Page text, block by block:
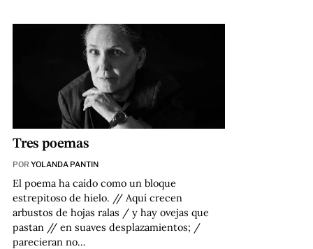
Tres poemas
POR YOLANDA PANTIN
El poema ha caído como un bloque
estrepitoso de hielo. // Aquí crecen
arbustos de hojas ralas / y hay ovejas que
pastan // en suaves desplazamientos; /
parecieran no…